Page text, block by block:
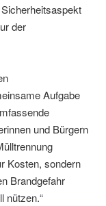
der
Aufgabe
und Bürgern
Kosten, sondern
Brandgefahr
nützen.“